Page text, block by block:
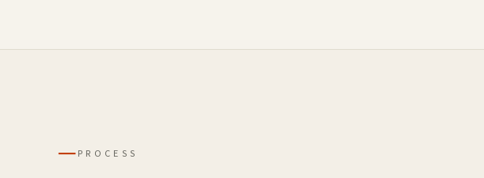
─ PROCESS